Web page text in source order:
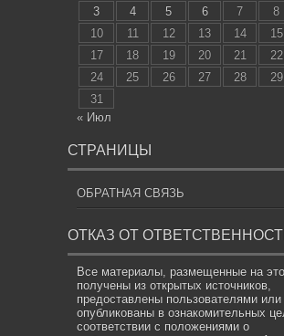
3
4 5 6 7 8
10
11 12 13 14 15
17
18 19 20 21 22
24
25 26 27 28 29
31
« Июл
СТРАНИЦЫ
ОБРАТНАЯ СВЯЗЬ
ОТКАЗ ОТ
Все материалы, размещенные на
получены из открытых источников,
предоставлены пользователями или
опубликованы в ознакомительных
соответствии с положениями о